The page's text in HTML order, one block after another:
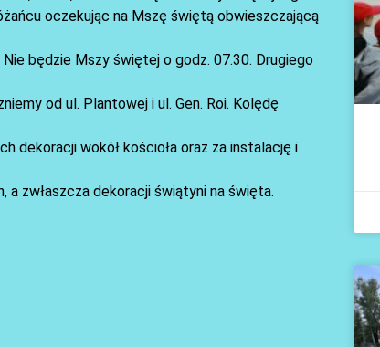
oczekując na Mszę świętą obwieszczającą
będzie Mszy świętej o godz. 07.30. Drugiego
od ul. Plantowej i ul. Gen. Roi. Kolędę
dekoracji wokół kościoła oraz za instalację i
a zwłaszcza dekoracji świątyni na święta.